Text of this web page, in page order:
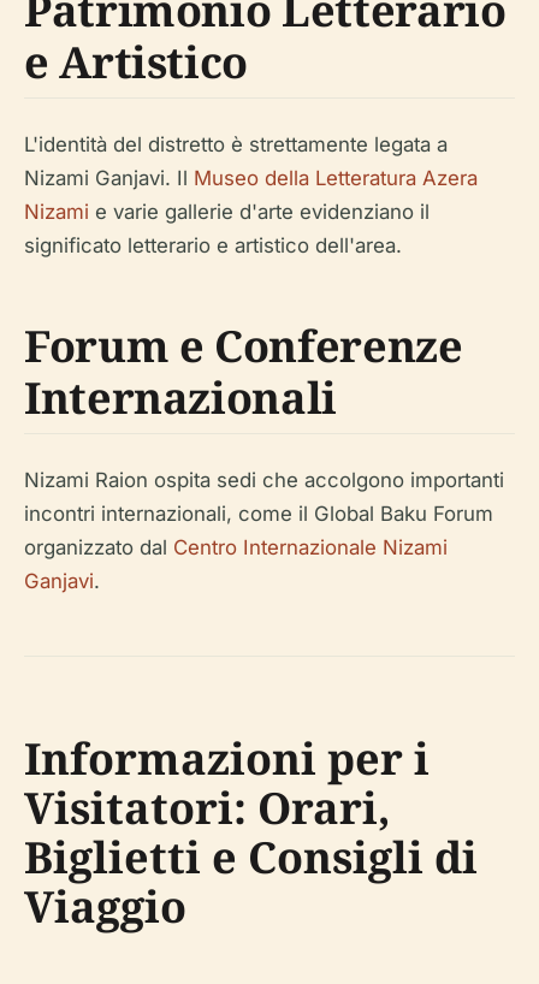
e Artistico
L'identità del distretto è strettamente legata a
Nizami Ganjavi. Il Museo della Letteratura Azera
Nizami e varie gallerie d'arte evidenziano il
significato letterario e artistico dell'area.
Forum e Conferenze
Internazionali
Nizami Raion ospita sedi che accolgono importanti
incontri internazionali, come il Global Baku Forum
organizzato dal Centro Internazionale Nizami
Ganjavi.
Informazioni per i
Visitatori: Orari,
Biglietti e Consigli di
Viaggio